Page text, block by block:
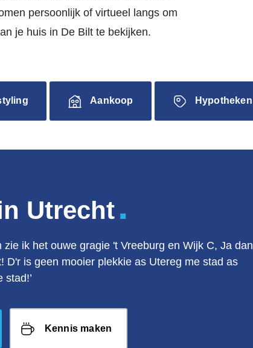
persoonlijk of virtueel langs om
je huis in De Bilt te bekijken.
Aankoop Hypotheken
Utrecht.
ik het ouwe gragie 't Vreeburg en Wijk C, Ja dan
is geen mooier plekkie as Utereg me stad as
stad!’
Kennis maken